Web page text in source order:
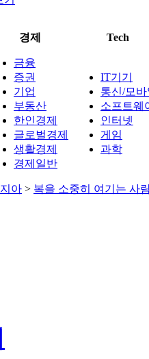
경제 Tech
금융
증권
기업
부동산
한인경제
글로벌경제
생활경제
경제일반
IT기기
통신/모
소프트웨
인터넷
게임
과학
아 > 복을 소중히 여기는 사